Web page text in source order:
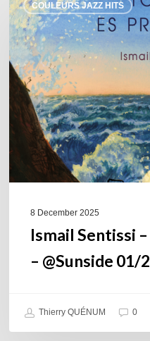
COULEURS JAZZ HITS
Sentissi –
Todo
es
Presente
–
@Sunside
01/23/26
8 December 2025
Ismail Sentissi
– @Sunside 01/
Thierry QUÉNUM 0